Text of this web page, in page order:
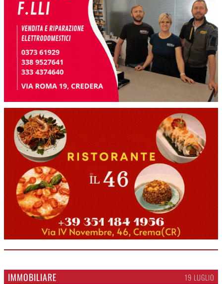
IMMOBILIARE 19 LUGLIO